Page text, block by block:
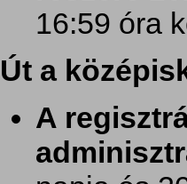
16:59 óra
Út a
A